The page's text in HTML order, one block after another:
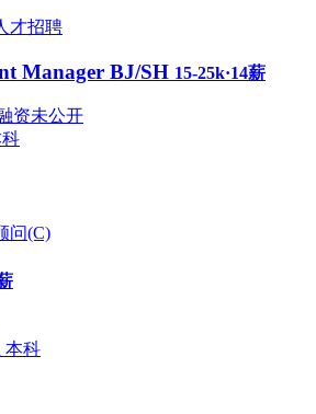
才招聘
Manager BJ/SH 15-25k·14薪
资未公开
问(C)
本科